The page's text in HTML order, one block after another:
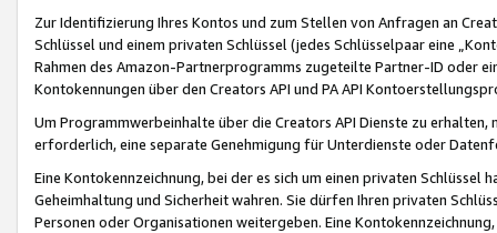
Zur Identifizierung Ihres Kontos und zum Stellen von Anfragen an
Schlüssel und einem privaten Schlüssel (jedes Schlüsselpaar eine
Rahmen des Amazon-Partnerprogramms zugeteilte Partner-ID oder
Kontokennungen über den Creators API und PA API
Um Programmwerbeinhalte über die Creators API Dienste zu
erforderlich, eine separate Genehmigung für Unterdienste oder
Eine Kontokennzeichnung, bei der es sich um einen privaten
Geheimhaltung und Sicherheit wahren. Sie dürfen Ihren privaten
Personen oder Organisationen weitergeben. Eine